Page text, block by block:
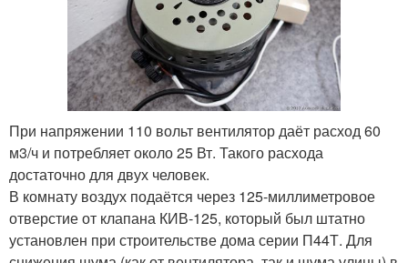
При напряжении 110 вольт вентилятор даёт расход 60
м3/ч и потребляет около 25 Вт. Такого расхода
достаточно для двух человек.
В комнату воздух подаётся через 125-миллиметровое
отверстие от клапана КИВ-125, который был штатно
установлен при строительстве дома серии П44Т. Для